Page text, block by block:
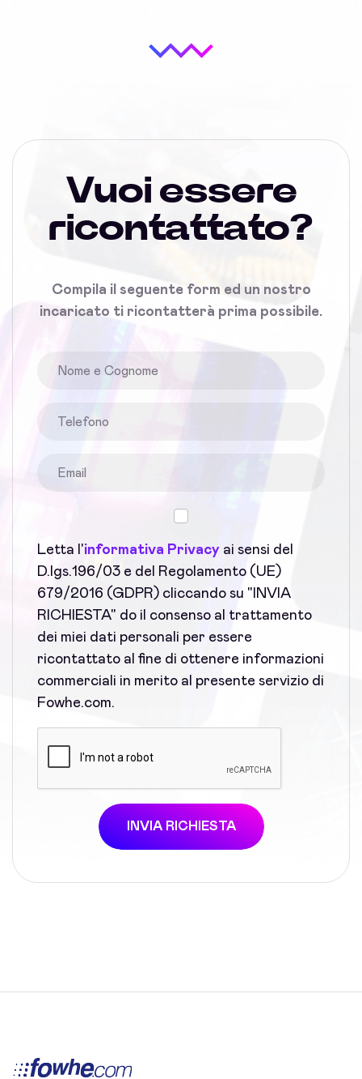
Vuoi essere
ricontattato?
Compila il seguente form ed un nostro
incaricato ti ricontatterà prima possibile.
Letta l'informativa Privacy ai sensi del
D.lgs.196/03 e del Regolamento (UE)
679/2016 (GDPR) cliccando su "INVIA
RICHIESTA" do il consenso al trattamento
dei miei dati personali per essere
ricontattato al fine di ottenere informazioni
commerciali in merito al presente servizio di
Fowhe.com.
INVIA RICHIESTA